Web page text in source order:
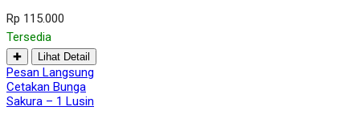
Rp 115.000
Tersedia
✚ Lihat Detail
Pesan Langsung
Cetakan Bunga
Sakura – 1 Lusin